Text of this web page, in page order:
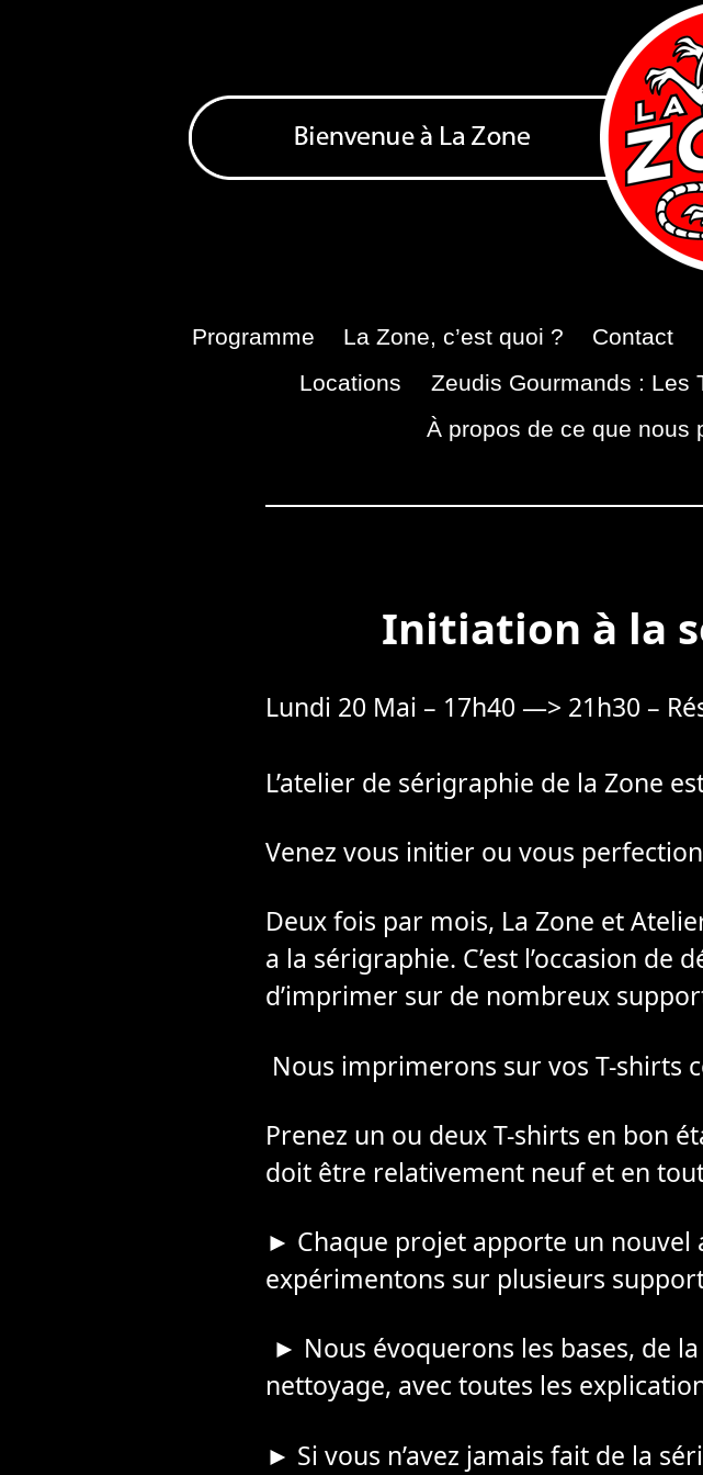
Programme La Zone, c’est quoi ? Contact
Locations
Zeudis Gourmands : Les
À propos de ce que
Initiation à la
Lundi 20 Mai – 17h40 —> 21h30 –
L’atelier de sérigraphie de la Zone
Venez vous initier ou vous
Deux fois par mois, La Zone et
a la sérigraphie. C’est l’occasion
d’imprimer sur de nombreux
Nous imprimerons sur vos T-shirts
Prenez un ou deux T-shirts en bon
doit être relativement neuf et en
► Chaque projet apporte un nouvel
expérimentons sur plusieurs
► Nous évoquerons les bases, de
nettoyage, avec toutes les
► Si vous n’avez jamais fait de la